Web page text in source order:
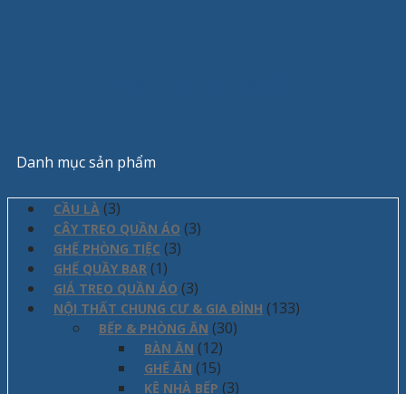
Danh mục sản phẩm
CẦU LÀ (3)
CÂY TREO QUẦN ÁO (3)
GHẾ PHÒNG TIỆC (3)
GHẾ QUẦY BAR (1)
GIÁ TREO QUẦN ÁO (3)
NỘI THẤT CHUNG CƯ & GIA ĐÌNH (133)
BẾP & PHÒNG ĂN (30)
BÀN ĂN (12)
GHẾ ĂN (15)
KỆ NHÀ BẾP (3)